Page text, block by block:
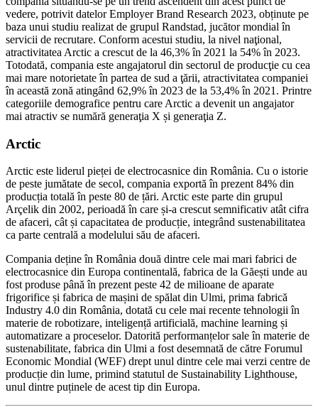
vedere, potrivit datelor Employer Brand Research 2023, obținute pe
baza unui studiu realizat de grupul Randstad, jucător mondial în
servicii de recrutare. Conform acestui studiu, la nivel naţional,
atractivitatea Arctic a crescut de la 46,3% în 2021 la 54% în 2023.
Totodată, compania este angajatorul din sectorul de producţie cu cea
mai mare notorietate în partea de sud a ţării, atractivitatea companiei
în această zonă atingând 62,9% în 2023 de la 53,4% în 2021. Printre
categoriile demografice pentru care Arctic a devenit un angajator
mai atractiv se numără generaţia X și generaţia Z.
Arctic
Arctic este liderul pieței de electrocasnice din România. Cu o istorie
de peste jumătate de secol, compania exportă în prezent 84% din
producția totală în peste 80 de țări. Arctic este parte din grupul
Arçelik din 2002, perioadă în care și-a crescut semnificativ atât cifra
de afaceri, cât și capacitatea de producție, integrând sustenabilitatea
ca parte centrală a modelului său de afaceri.
Compania deține în România două dintre cele mai mari fabrici de
electrocasnice din Europa continentală, fabrica de la Găești unde au
fost produse până în prezent peste 42 de milioane de aparate
frigorifice și fabrica de mașini de spălat din Ulmi, prima fabrică
Industry 4.0 din România, dotată cu cele mai recente tehnologii în
materie de robotizare, inteligență artificială, machine learning și
automatizare a proceselor. Datorită performanțelor sale în materie de
sustenabilitate, fabrica din Ulmi a fost desemnată de către Forumul
Economic Mondial (WEF) drept unul dintre cele mai verzi centre de
producție din lume, primind statutul de Sustainability Lighthouse,
unul dintre puținele de acest tip din Europa.